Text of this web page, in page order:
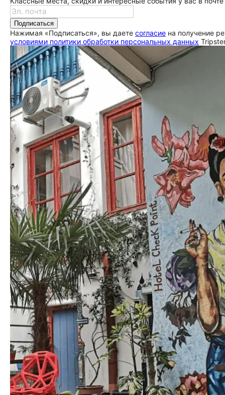
Подписаться
Нажимая «Подписаться», вы даете согласие на получение
условиями политики обработки персональных данных